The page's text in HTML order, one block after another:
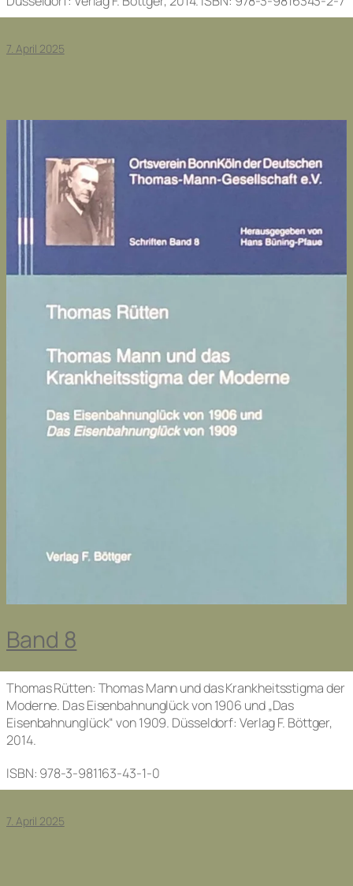
7. April 2025
Band 8
Thomas Rütten: Thomas Mann und das Krankheitsstigma der
Moderne. Das Eisenbahnunglück von 1906 und „Das
Eisenbahnunglück“ von 1909. Düsseldorf: Verlag F. Böttger,
2014.
ISBN: 978-3-981163-43-1-0
7. April 2025